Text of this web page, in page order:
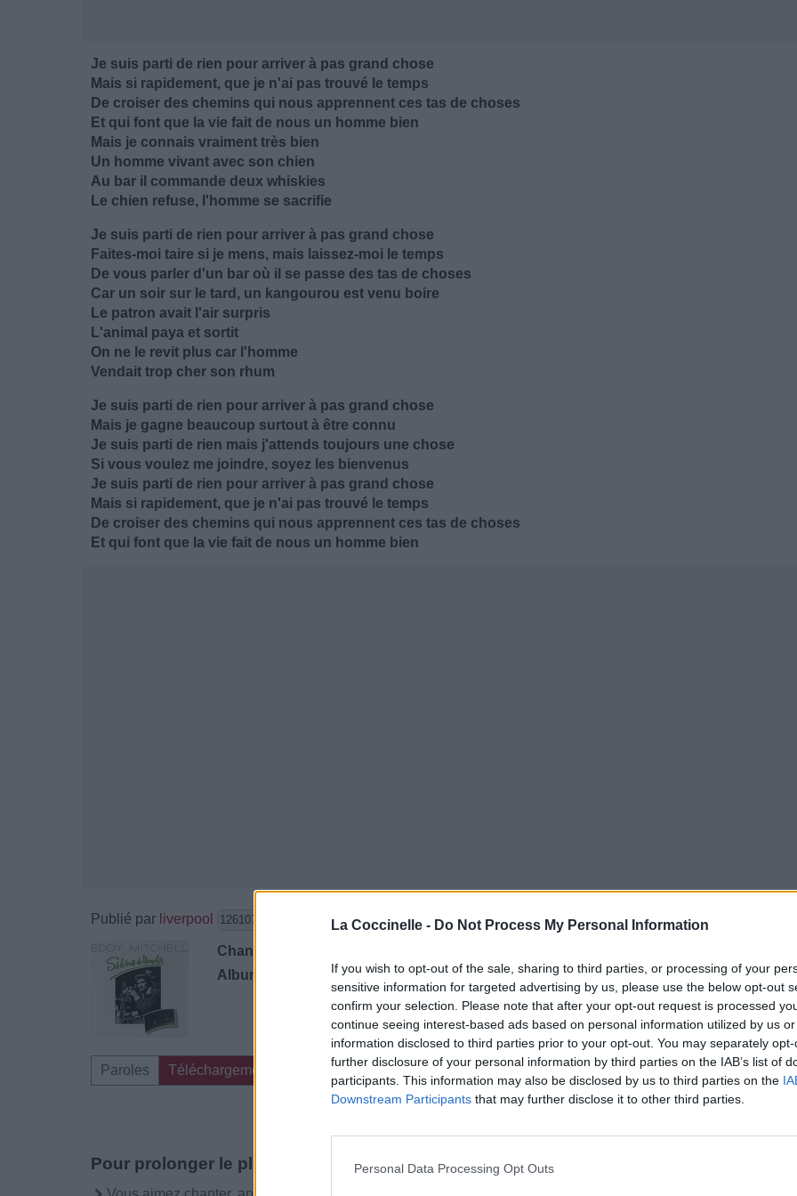
La Coccinelle - Do Not Process My Personal Information
If you wish to opt-out of the sale, sharing to third parties, or processing of your
sensitive information for targeted advertising by us, please use the below opt-out
confirm your selection. Please note that after your opt-out request is processed
continue seeing interest-based ads based on personal information utilized by us
information disclosed to third parties prior to your opt-out. You may separately
further disclosure of your personal information by third parties on the IAB’s list of
participants. This information may also be disclosed by us to third parties on the
Downstream Participants that may further disclose it to other third parties.
Personal Data Processing Opt Outs
Je suis parti de rien pour arriver à pas grand chose
Mais si rapidement, que je n'ai pas trouvé le temps
De croiser des chemins qui nous apprennent ces tas de choses
Et qui font que la vie fait de nous un homme bien
Mais je connais vraiment très bien
Un homme vivant avec son chien
Au bar il commande deux whiskies
Le chien refuse, l'homme se sacrifie
Je suis parti de rien pour arriver à pas grand chose
Faites-moi taire si je mens, mais laissez-moi le temps
De vous parler d'un bar où il se passe des tas de choses
Car un soir sur le tard, un kangourou est venu boire
Le patron avait l'air surpris
L'animal paya et sortit
On ne le revit plus car l'homme
Vendait trop cher son rhum
Je suis parti de rien pour arriver à pas grand chose
Mais je gagne beaucoup surtout à être connu
Je suis parti de rien mais j'attends toujours une chose
Si vous voulez me joindre, soyez les bienvenus
Je suis parti de rien pour arriver à pas grand chose
Mais si rapidement, que je n'ai pas trouvé le temps
De croiser des chemins qui nous apprennent ces tas de choses
Et qui font que la vie fait de nous un homme bien
Publié par liverpool 126107 le 2 août 2023 à 8h17.
Chanteurs :
Albums :
Sur La Route De Memphis
Paroles Téléchargement Vidéos Commentaires
Pour prolonger le plaisir musical :